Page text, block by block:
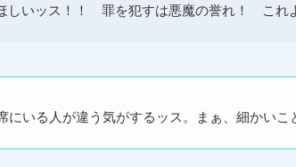
いッス！！ 罪を犯すは悪魔の誉れ！ これ
にいる人が違う気がするッス。まぁ、細かいこ